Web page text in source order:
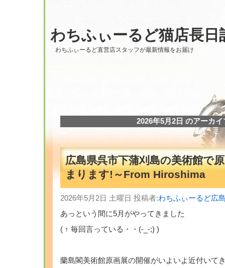
わちふぃーるど猫店長日
わちふぃーるど直営店スタッフが最新情報をお届け
2026年5月2日 のアーカイ
広島県呉市下蒲刈島の美術館で
まります!～From Hiroshima
2026年5月2日 土曜日 投稿者:わちふぃーるど広
あっという間に5月がやってきました
( ↑ 毎回言っている・・(-_-;) )
蘭島閣美術館原画展の開催がいよいよ近付いて